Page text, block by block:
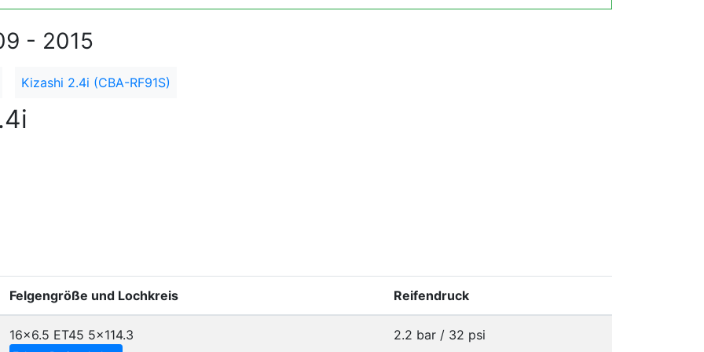
- 2015
Kizashi 2.4i (CBA-RF91S)
Felgengröße und Lochkreis Reifendruck
16x6.5 ET45 5x114.3 2.2 bar / 32 psi